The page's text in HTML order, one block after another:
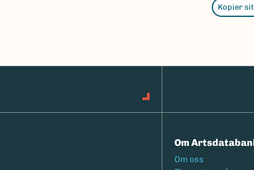
Kopier
Om
Footermeny
Om oss